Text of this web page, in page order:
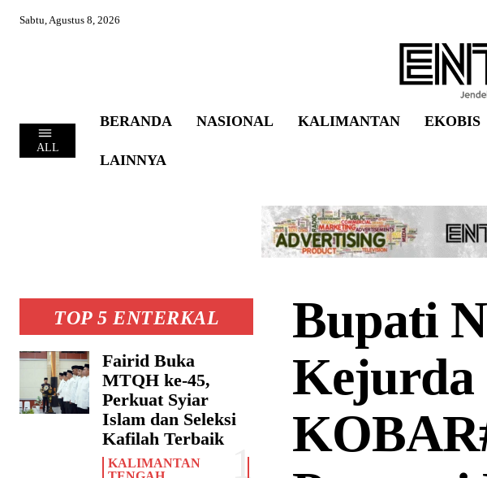
Sabtu, Agustus 8, 2026
ALL
BERANDA NASIONAL KALIMANTAN EKOBIS
LAINNYA
TOP 5 ENTERKAL
Fairid Buka
MTQH ke-45,
Perkuat Syiar
Islam dan Seleksi
Kafilah Terbaik
KALIMANTAN
Bupati
Kejurda